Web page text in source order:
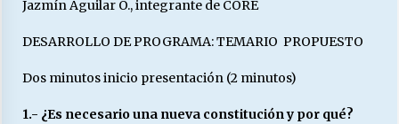
Jazmín Aguilar O., integrante de CORE
DESARROLLO DE PROGRAMA: TEMARIO PROPUESTO
Dos minutos inicio presentación (2 minutos)
1.- ¿Es necesario una nueva constitución y por qué?